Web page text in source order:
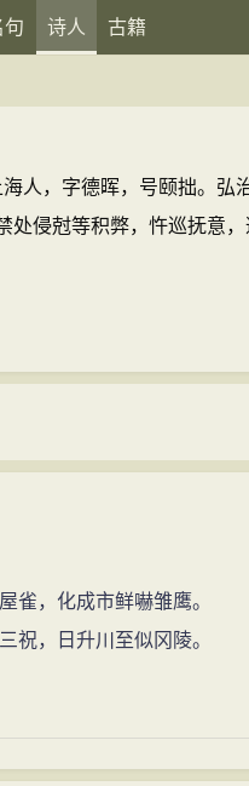
句 诗人 古籍
人，字德晖，号颐拙。弘
处侵尅等积弊，忤巡抚意，
雀，化成市鲜嚇雏鹰。
祝，日升川至似冈陵。